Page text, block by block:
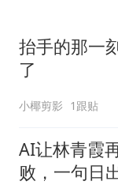
抬手的那一
了
小椰剪影 1跟贴
AI让林青霞
败，一句日